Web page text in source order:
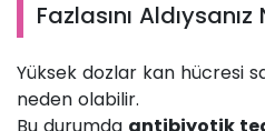
Fazlasını
Yüksek dozlar kan hücresi
neden olabilir.
Bu durumda antibiyotik